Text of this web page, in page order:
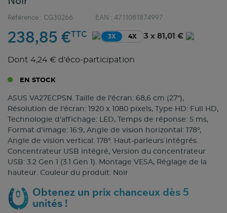
Référence : CG30266 EAN : 4711081874997
238,85 €TTC 3X 4X 3 x 81,01 €
Dont 4,24 € d'éco-participation
EN STOCK
ASUS VA27ECPSN. Taille de l'écran: 68,6 cm (27"),
Résolution de l'écran: 1920 x 1080 pixels, Type HD: Full HD,
Technologie d'affichage: LED, Temps de réponse: 5 ms,
Format d'image: 16:9, Angle de vision horizontal: 178°,
Angle de vision vertical: 178°. Haut-parleurs intégrés.
Concentrateur USB intégré, Version du concentrateur
USB: 3.2 Gen 1 (3.1 Gen 1). Montage VESA, Réglage de la
hauteur. Couleur du produit: Noir
Obtenez un prix chanceux dès 5
unités !